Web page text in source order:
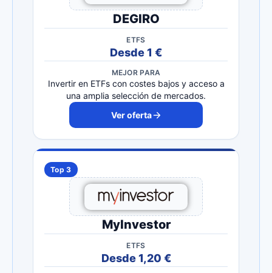
DEGIRO
ETFS
Desde 1 €
MEJOR PARA
Invertir en ETFs con costes bajos y acceso a
una amplia selección de mercados.
Ver oferta
Top 3
MyInvestor
ETFS
Desde 1,20 €